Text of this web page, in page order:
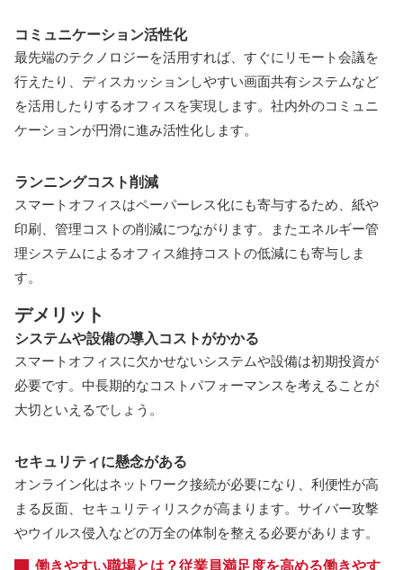
コミュニケーション活性化
最先端のテクノロジーを活用すれば、すぐにリモート会議を
行えたり、ディスカッションしやすい画面共有システムなど
を活用したりするオフィスを実現します。社内外のコミュニ
ケーションが円滑に進み活性化します。
ランニングコスト削減
スマートオフィスはペーパーレス化にも寄与するため、紙や
印刷、管理コストの削減につながります。またエネルギー管
理システムによるオフィス維持コストの低減にも寄与しま
す。
デメリット
システムや設備の導入コストがかかる
スマートオフィスに欠かせないシステムや設備は初期投資が
必要です。中長期的なコストパフォーマンスを考えることが
大切といえるでしょう。
セキュリティに懸念がある
オンライン化はネットワーク接続が必要になり、利便性が高
まる反面、セキュリティリスクが高まります。サイバー攻撃
やウイルス侵入などの万全の体制を整える必要があります。
働きやすい職場とは？従業員満足度を高める働きやす